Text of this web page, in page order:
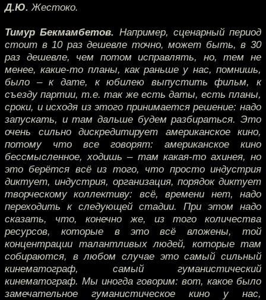
Д.Ю. Жестоко.
Тимур Бекмамбетов. Например, сценарный период
стоит в 10 раз дешевле точно, может быть, в 30
раз дешевле, чем потом исправлять, но, тем не
менее, какие-то планы, как раньше у нас, помнишь,
было – к дате, к юбилею выпустить фильм, к
съезду партии, т.е. так же есть даты, есть планы,
сроки, и исходя из этого принимается решение: надо
запускать, и там дальше будем разбираться. Это
очень сильно дискредитирует американское кино,
потому что все говорят: американское кино
бессмысленное, ходишь – там какая-то ахинея, но
это берётся всё из того, что просто индустрия
диктует, индустрия, организация, порядок диктует
творческому коллективу: всё, времени нет, надо
переходить к следующей стадии. При этом надо
сказать, что, конечно же, из того количества
ресурсов, которые в это всё вложены, той
концентрации талантливых людей, которые там
собираются, в любом случае это самый сильный
кинематограф, самый гуманистический
кинематограф. Мы иногда говорим: вот, какое было
замечательное гуманистическое кино у нас,